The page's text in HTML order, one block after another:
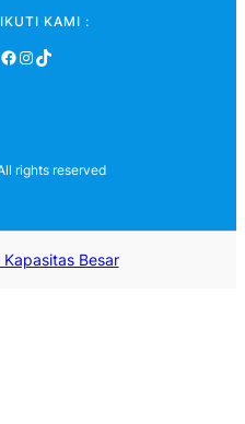
IKUTI KAMI :
Facebook Instagram TikTok
rights reserved
Besar